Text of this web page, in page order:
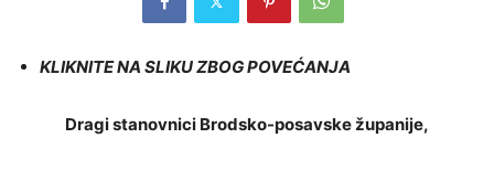
KLIKNITE NA SLIKU ZBOG POVEĆANJA
Dragi stanovnici Brodsko-posavske županije,